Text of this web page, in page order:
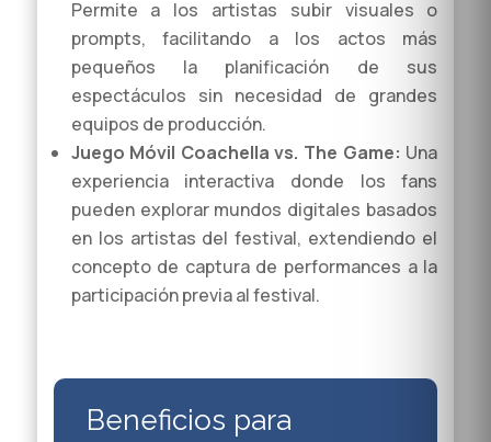
Permite a los artistas subir visuales o
prompts, facilitando a los actos más
pequeños la planificación de sus
espectáculos sin necesidad de grandes
equipos de producción.
Juego Móvil Coachella vs. The Game: Una
experiencia interactiva donde los fans
pueden explorar mundos digitales basados
en los artistas del festival, extendiendo el
concepto de captura de performances a la
participación previa al festival.
Beneficios para